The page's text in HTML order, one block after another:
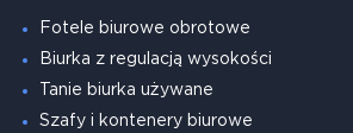
Fotele biurowe obrotowe
Biurka z regulacją wysokości
Tanie biurka używane
Szafy i kontenery biurowe